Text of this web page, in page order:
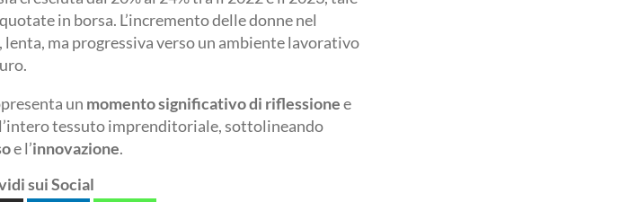
in borsa. L’incremento delle donne nel
ma progressiva verso un ambiente lavorativo
un momento significativo di riflessionee
tessuto imprenditoriale, sottolineando
e l’innovazione.
sui Social